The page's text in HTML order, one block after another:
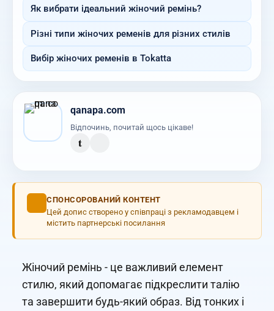
Як вибрати ідеальний жіночий ремінь?
Різні типи жіночих ременів для різних стилів
Вибір жіночих ременів в Tokatta
qanapa.com
Відпочинь, почитай щось цікаве!
t
СПОНСОРОВАНИЙ КОНТЕНТ
Цей допис створено у співпраці з рекламодавцем і
містить партнерські посилання
Жіночий ремінь - це важливий елемент
стилю, який допомагає підкреслити талію
та завершити будь-який образ. Від тонких і